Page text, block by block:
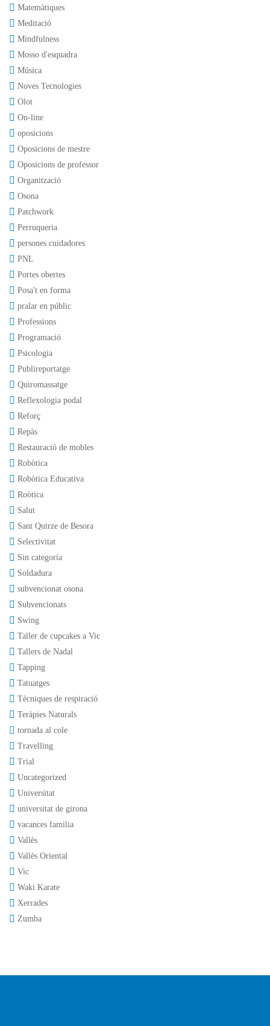
Matemàtiques
Meditació
Mindfulness
Mosso d'esquadra
Música
Noves Tecnologies
Olot
On-line
oposicions
Oposicions de mestre
Oposicions de professor
Organització
Osona
Patchwork
Perruqueria
persones cuidadores
PNL
Portes obertes
Posa't en forma
pralar en públic
Professions
Programació
Psicologia
Publireportatge
Quiromassatge
Reflexologia podal
Reforç
Repàs
Restauració de mobles
Robòtica
Robòtica Educativa
Roòtica
Salut
Sant Quirze de Besora
Selectivitat
Sin categoría
Soldadura
subvencionat osona
Subvencionats
Swing
Taller de cupcakes a Vic
Tallers de Nadal
Tapping
Tatuatges
Tècniques de respiració
Teràpies Naturals
tornada al cole
Travelling
Trial
Uncategorized
Universitat
universitat de girona
vacances familia
Vallès
Vallès Oriental
Vic
Waki Karate
Xerrades
Zumba